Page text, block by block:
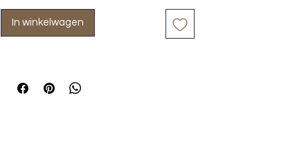
In winkelwagen